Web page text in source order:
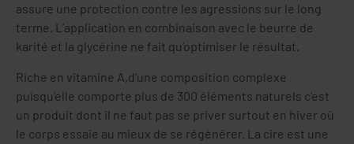
assure une protection contre les agressions sur le long
terme. L’application en combinaison avec le beurre de
karité et la glycérine ne fait qu’optimiser le résultat.
Riche en vitamine A,d’une composition complexe
puisqu’elle comporte plus de 300 éléments naturels c’est
un produit dont il ne faut pas se priver surtout en hiver où
le corps essaie au mieux de se régénérer. La cire est une